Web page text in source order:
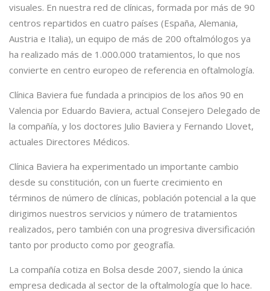
visuales. En nuestra red de clínicas, formada por más de 90
centros repartidos en cuatro países (España, Alemania,
Austria e Italia), un equipo de más de 200 oftalmólogos ya
ha realizado más de 1.000.000 tratamientos, lo que nos
convierte en centro europeo de referencia en oftalmología.
Clínica Baviera fue fundada a principios de los años 90 en
Valencia por Eduardo Baviera, actual Consejero Delegado de
la compañía, y los doctores Julio Baviera y Fernando Llovet,
actuales Directores Médicos.
Clínica Baviera ha experimentado un importante cambio
desde su constitución, con un fuerte crecimiento en
términos de número de clínicas, población potencial a la que
dirigimos nuestros servicios y número de tratamientos
realizados, pero también con una progresiva diversificación
tanto por producto como por geografía.
La compañía cotiza en Bolsa desde 2007, siendo la única
empresa dedicada al sector de la oftalmología que lo hace.